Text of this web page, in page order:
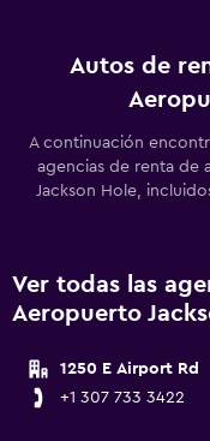
Autos de
A continuación
agencias de renta de
Jackson Hole,
Ver todas las
Aeropuerto
1250 E Airport Rd
+1 307 733 3422